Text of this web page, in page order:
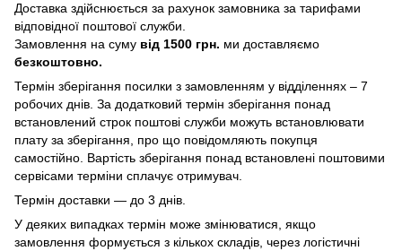
Доставка здійснюється за рахунок замовника за тарифами
відповідної поштової служби.
Замовлення на суму від 1500 грн. ми доставляємо
безкоштовно.
Термін зберігання посилки з замовленням у відділеннях – 7
робочих днів. За додатковий термін зберігання понад
встановлений строк поштові служби можуть встановлювати
плату за зберігання, про що повідомляють покупця
самостійно. Вартість зберігання понад вcтановлені поштовими
сервісами терміни сплачує отримувач.
Термін доставки — до 3 днів.
У деяких випадках термін може змінюватися, якщо
замовлення формується з кількох складів, через логістичні